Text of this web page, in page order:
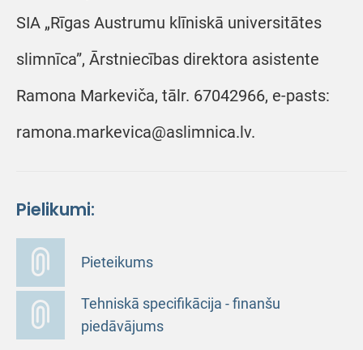
SIA „Rīgas Austrumu klīniskā universitātes
slimnīca”, Ārstniecības direktora asistente
Ramona Markeviča, tālr. 67042966, e-pasts:
ramona.markevica@aslimnica.lv.
Pielikumi:
Pieteikums
Tehniskā specifikācija - finanšu
piedāvājums